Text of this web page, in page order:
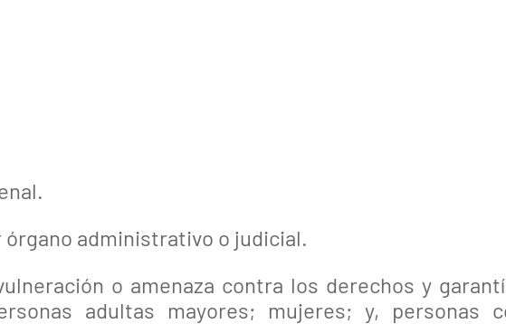
administrativo o judicial.
o amenaza contra los derechos y
adultas mayores; mujeres; y, personas